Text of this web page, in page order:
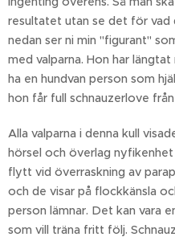
resultatet utan se det för vad
nedan ser ni min "figurant"
med valparna. Hon har
ha en hundvan person som
hon får full schnauzerlove från
Alla valparna i denna kull
hörsel och överlag
flytt vid överraskning av
och de visar på flockkänsla
person lämnar. Det kan vara
som vill träna fritt följ.